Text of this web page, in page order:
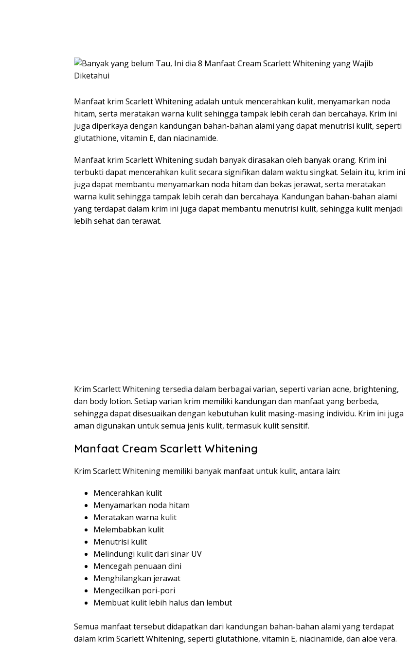
Manfaat krim Scarlett Whitening adalah untuk mencerahkan kulit, menyamarkan noda
hitam, serta meratakan warna kulit sehingga tampak lebih cerah dan bercahaya. Krim ini
juga diperkaya dengan kandungan bahan-bahan alami yang dapat menutrisi kulit, seperti
glutathione, vitamin E, dan niacinamide.
Manfaat krim Scarlett Whitening sudah banyak dirasakan oleh banyak orang. Krim ini
terbukti dapat mencerahkan kulit secara signifikan dalam waktu singkat. Selain itu, krim ini
juga dapat membantu menyamarkan noda hitam dan bekas jerawat, serta meratakan
warna kulit sehingga tampak lebih cerah dan bercahaya. Kandungan bahan-bahan alami
yang terdapat dalam krim ini juga dapat membantu menutrisi kulit, sehingga kulit menjadi
lebih sehat dan terawat.
Krim Scarlett Whitening tersedia dalam berbagai varian, seperti varian acne, brightening,
dan body lotion. Setiap varian krim memiliki kandungan dan manfaat yang berbeda,
sehingga dapat disesuaikan dengan kebutuhan kulit masing-masing individu. Krim ini juga
aman digunakan untuk semua jenis kulit, termasuk kulit sensitif.
Manfaat Cream Scarlett Whitening
Krim Scarlett Whitening memiliki banyak manfaat untuk kulit, antara lain:
Mencerahkan kulit
Menyamarkan noda hitam
Meratakan warna kulit
Melembabkan kulit
Menutrisi kulit
Melindungi kulit dari sinar UV
Mencegah penuaan dini
Menghilangkan jerawat
Mengecilkan pori-pori
Membuat kulit lebih halus dan lembut
Semua manfaat tersebut didapatkan dari kandungan bahan-bahan alami yang terdapat
dalam krim Scarlett Whitening, seperti glutathione, vitamin E, niacinamide, dan aloe vera.